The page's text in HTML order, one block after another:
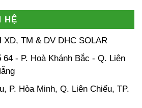
HỆ
XD, TM & DV DHC SOLAR
64 - P. Hoà Khánh Bắc - Q. Liên
P. Hòa Minh, Q. Liên Chiểu, TP.